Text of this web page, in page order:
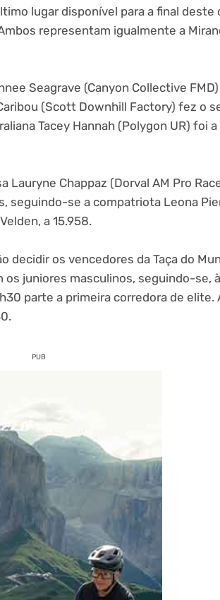
lugar disponível para a final deste
representam igualmente a
Seagrave (Canyon Collective
(Scott Downhill Factory) fez o
Tacey Hannah (Polygon UR) foi
Lauryne Chappaz (Dorval AM Pro
seguindo-se a compatriota Leona
a 15.958.
decidir os vencedores da Taça do
juniores masculinos, seguindo-se,
parte a primeira corredora de elite.
PUB